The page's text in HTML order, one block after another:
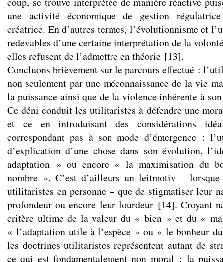
une activité économique de gestion
créatrice. En d’autres termes, l’évolutionnisme et
redevables d’une certaine interprétation de la
elles refusent de l’admettre en théorie [13].
Concluons brièvement sur le parcours effectué :
non seulement par une méconnaissance de la vie
la puissance ainsi que de la violence inhérente à
Ce déni conduit les utilitaristes à défendre une
et ce en introduisant des considérations
correspondant pas à son mode d’émergence :
d’explication d’une chose dans son évolution,
adaptation » ou encore « la maximisation du
nombre ». C’est d’ailleurs un leitmotiv – lorsque
utilitaristes en personne – que de stigmatiser leur
profondeur ou encore leur lourdeur[14]. Croyant
critère ultime de la valeur du « bien » et du «
« l’adaptation utile à l’espèce » ou « le bonheur
les doctrines utilitaristes représentent autant de
ce qui est fondamentalement non moral : la